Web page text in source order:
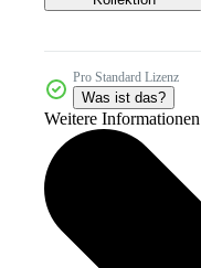
Pro Standard Lizenz
Was ist das?
Weitere Informationen